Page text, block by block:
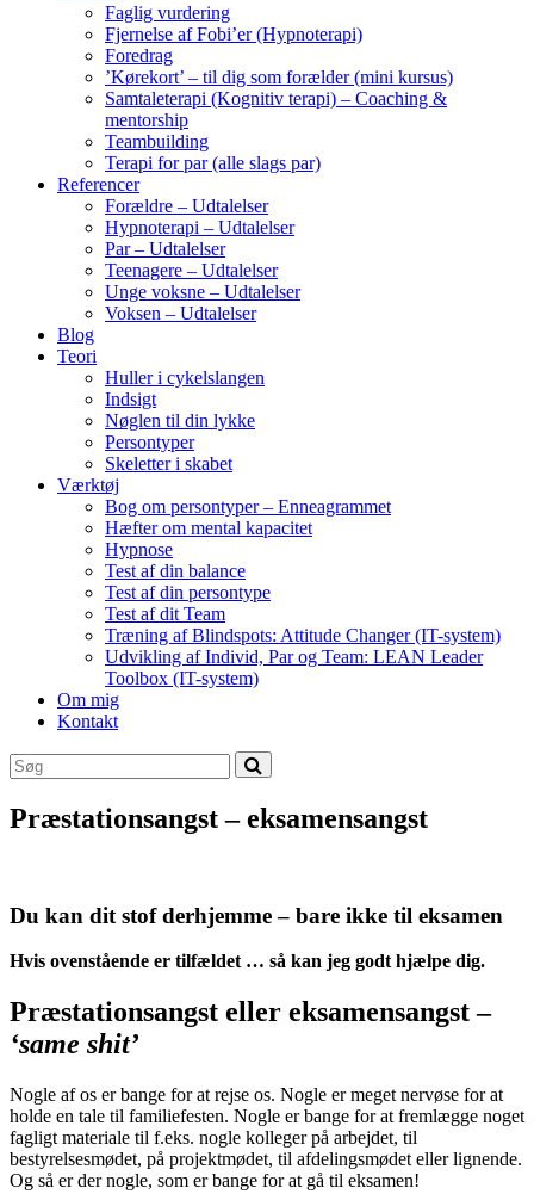
Faglig vurdering
Fjernelse af Fobi’er (Hypnoterapi)
Foredrag
’Kørekort’ – til dig som forælder (mini kursus)
Samtaleterapi (Kognitiv terapi) – Coaching &
mentorship
Teambuilding
Terapi for par (alle slags par)
Referencer
Forældre – Udtalelser
Hypnoterapi – Udtalelser
Par – Udtalelser
Teenagere – Udtalelser
Unge voksne – Udtalelser
Voksen – Udtalelser
Blog
Teori
Huller i cykelslangen
Indsigt
Nøglen til din lykke
Persontyper
Skeletter i skabet
Værktøj
Bog om persontyper – Enneagrammet
Hæfter om mental kapacitet
Hypnose
Test af din balance
Test af din persontype
Test af dit Team
Træning af Blindspots: Attitude Changer (IT-system)
Udvikling af Individ, Par og Team: LEAN Leader
Toolbox (IT-system)
Om mig
Kontakt
Præstationsangst – eksamensangst
Du kan dit stof derhjemme – bare ikke til eksamen
Hvis ovenstående er tilfældet … så kan jeg godt hjælpe dig.
Præstationsangst eller eksamensangst –
‘same shit’
Nogle af os er bange for at rejse os. Nogle er meget nervøse for at
holde en tale til familiefesten. Nogle er bange for at fremlægge noget
fagligt materiale til f.eks. nogle kolleger på arbejdet, til
bestyrelsesmødet, på projektmødet, til afdelingsmødet eller lignende.
Og så er der nogle, som er bange for at gå til eksamen!